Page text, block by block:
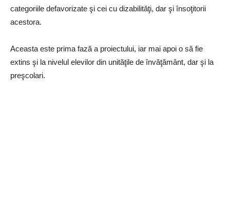
categoriile defavorizate şi cei cu dizabilităţi, dar şi însoţitorii
acestora.
Aceasta este prima fază a proiectului, iar mai apoi o să fie
extins şi la nivelul elevilor din unităţile de învăţământ, dar şi la
preşcolari.